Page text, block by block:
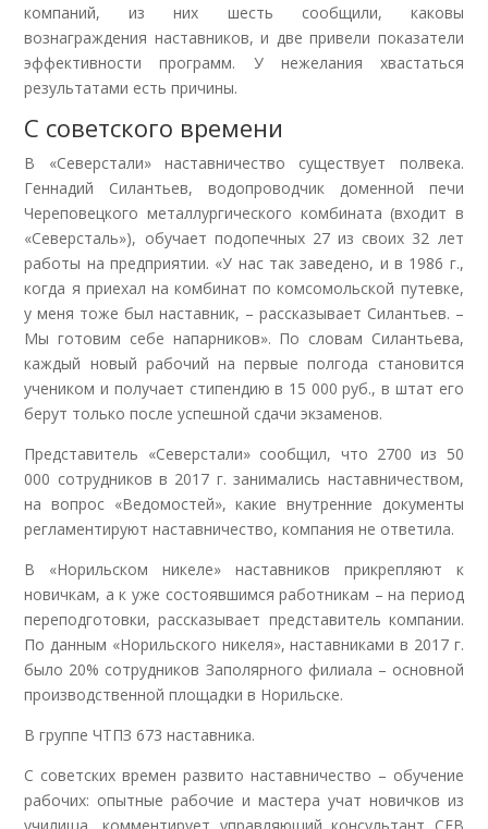
компаний, из них шесть сообщили, каковы
вознаграждения наставников, и две привели показатели
эффективности программ. У нежелания хвастаться
результатами есть причины.
С советского времени
В «Северстали» наставничество существует полвека.
Геннадий Силантьев, водопроводчик доменной печи
Череповецкого металлургического комбината (входит в
«Северсталь»), обучает подопечных 27 из своих 32 лет
работы на предприятии. «У нас так заведено, и в 1986 г.,
когда я приехал на комбинат по комсомольской путевке,
у меня тоже был наставник, – рассказывает Силантьев. –
Мы готовим себе напарников». По словам Силантьева,
каждый новый рабочий на первые полгода становится
учеником и получает стипендию в 15 000 руб., в штат его
берут только после успешной сдачи экзаменов.
Представитель «Северстали» сообщил, что 2700 из 50
000 сотрудников в 2017 г. занимались наставничеством,
на вопрос «Ведомостей», какие внутренние документы
регламентируют наставничество, компания не ответила.
В «Норильском никеле» наставников прикрепляют к
новичкам, а к уже состоявшимся работникам – на период
переподготовки, рассказывает представитель компании.
По данным «Норильского никеля», наставниками в 2017 г.
было 20% сотрудников Заполярного филиала – основной
производственной площадки в Норильске.
В группе ЧТПЗ 673 наставника.
С советских времен развито наставничество – обучение
рабочих: опытные рабочие и мастера учат новичков из